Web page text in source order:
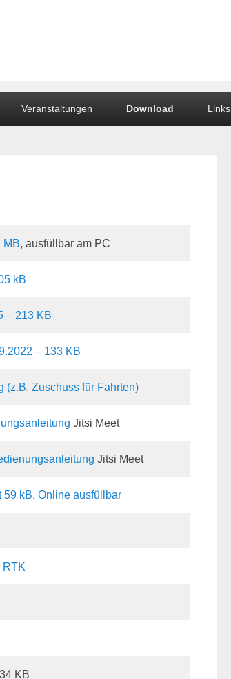
Veranstaltungen Download Links
MB, ausfüllbar am PC
kB
– 213 KB
– 133 KB
(z.B. Zuschuss für Fahrten)
Jitsi Meet
Jitsi Meet
59 kB, Online ausfüllbar
RTK
KB